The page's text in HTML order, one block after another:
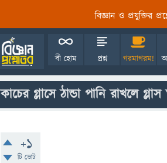
বিজ্ঞান ও প্রযুক্তির
বী হোম প্রশ্ন গরমাগরম!
কাচের গ্লাসে ঠান্ডা পানি রাখলে
+1
টি ভোট